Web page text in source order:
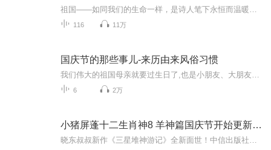
116 11万
国庆节的那些事儿-来历由来风俗习惯
6 2万
小猪屏蓬十二生肖神8 羊神篇国庆节开始更新啦！